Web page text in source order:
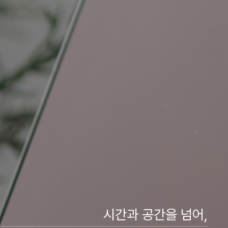
시간과 공간을 넘어,